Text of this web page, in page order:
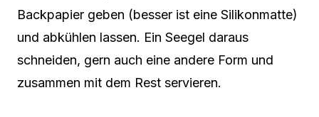
Backpapier geben (besser ist eine Silikonmatte)
und abkühlen lassen. Ein Seegel daraus
schneiden, gern auch eine andere Form und
zusammen mit dem Rest servieren.